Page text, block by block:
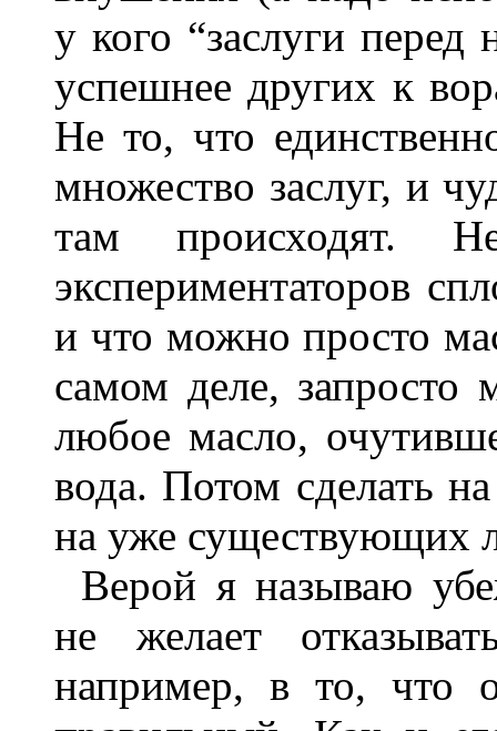
у кого “заслуги
успешнее других к
Не то, что
множество заслуг, и
там происходят.
экспериментаторов
и что можно просто
самом деле, запросто
любое масло,
вода. Потом сделать
на уже существующих
Верой я называю
не желает
например, в то, что